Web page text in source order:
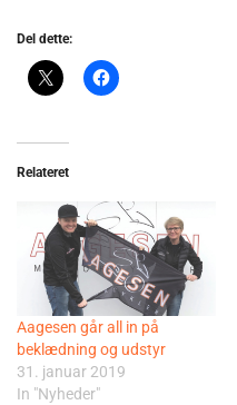
Del dette:
Relateret
Aagesen går all in på
beklædning og udstyr
31. januar 2019
In "Nyheder"